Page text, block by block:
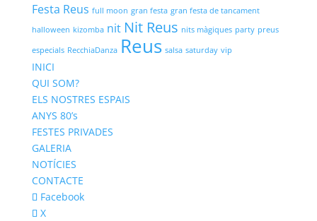
Festa Reus full moon gran festa gran festa de tancament
halloween kizomba nit Nit Reus nits màgiques party preus
especials RecchiaDanza Reus salsa saturday vip
INICI
QUI SOM?
ELS NOSTRES ESPAIS
ANYS 80’s
FESTES PRIVADES
GALERIA
NOTÍCIES
CONTACTE
Facebook
X